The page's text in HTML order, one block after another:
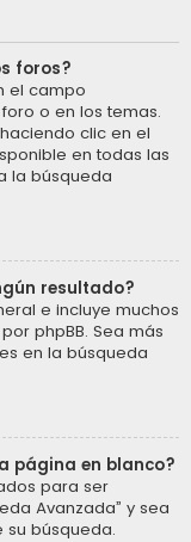
foros?
el campo
o en los temas.
clic en el
en todas las
la búsqueda
resultado?
e incluye muchos
phpBB. Sea más
en la búsqueda
página en blanco?
para ser
Avanzada” y sea
búsqueda.